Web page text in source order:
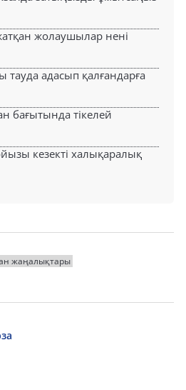
жолаушылар нені
адасып қалғандарға
бағытында тікелей
кезекті халықаралық
жаңалықтары